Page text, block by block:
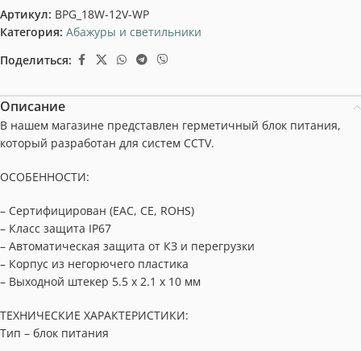
Артикул: BPG_18W-12V-WP
Категория: Абажуры и светильники
Поделиться:
Описание
В нашем магазине представлен герметичный блок питания,
который разработан для систем CCTV.
ОСОБЕННОСТИ:
– Сертифицирован (EAC, CE, ROHS)
– Класс защита IP67
– Автоматическая защита от КЗ и перегрузки
– Корпус из негорючего пластика
– Выходной штекер 5.5 х 2.1 х 10 мм
ТЕХНИЧЕСКИЕ ХАРАКТЕРИСТИКИ:
Тип – блок питания